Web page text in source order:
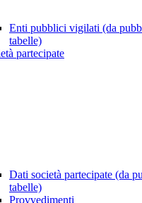
Enti pubblici vigilati (da
tabelle)
partecipate
Dati società partecipate (da
tabelle)
Provvedimenti